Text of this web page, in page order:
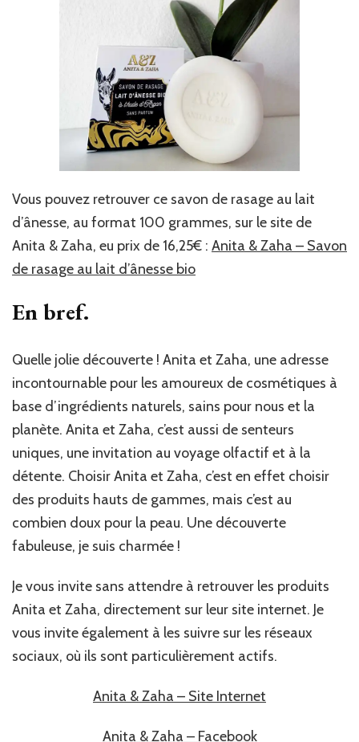
Vous pouvez retrouver ce savon de rasage au lait
d’ânesse, au format 100 grammes, sur le site de
Anita & Zaha, eu prix de 16,25€ : Anita & Zaha – Savon
de rasage au lait d’ânesse bio
En bref.
Quelle jolie découverte ! Anita et Zaha, une adresse
incontournable pour les amoureux de cosmétiques à
base d’ingrédients naturels, sains pour nous et la
planète. Anita et Zaha, c’est aussi de senteurs
uniques, une invitation au voyage olfactif et à la
détente. Choisir Anita et Zaha, c’est en effet choisir
des produits hauts de gammes, mais c’est au
combien doux pour la peau. Une découverte
fabuleuse, je suis charmée !
Je vous invite sans attendre à retrouver les produits
Anita et Zaha, directement sur leur site internet. Je
vous invite également à les suivre sur les réseaux
sociaux, où ils sont particulièrement actifs.
Anita & Zaha – Site Internet
Anita & Zaha – Facebook